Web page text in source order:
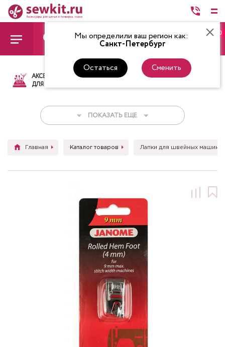
Мы определили ваш регион как:
Санкт-Петербург
Остаться Сменить
0
АКСЕССУАРЫ
ДЛЯ ШИТЬЯ
ТКАНИ НИТКИ
ПОКАЗАТЬ ЕЩЕ
Главная Каталог товаров Лапки для швейных машин